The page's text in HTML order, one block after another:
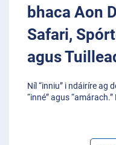
bhaca Aon
Safari,
agus
Níl “inniu” i ndáiríre ag
“inné” agus